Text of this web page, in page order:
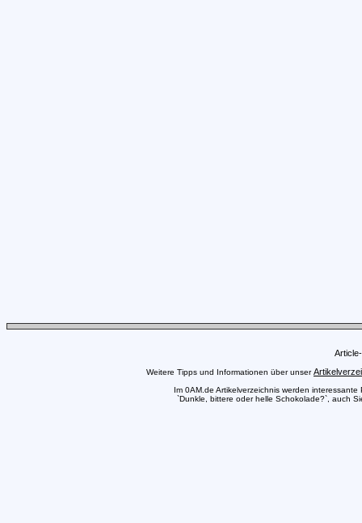
Weitere Tipps und Informationen über unser
Im 0AM.de Artikelverzeichnis werden
`Dunkle, bittere oder helle Schokolade?`, auch